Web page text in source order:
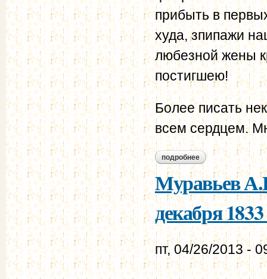
прибыть в
худа, зпипажи
любезной жены
постигшею!
Более писать
всем сердцем.
подробнее о муравьев а.н. -
Муравьев
декабря 1833
пт, 04/26/2013 -